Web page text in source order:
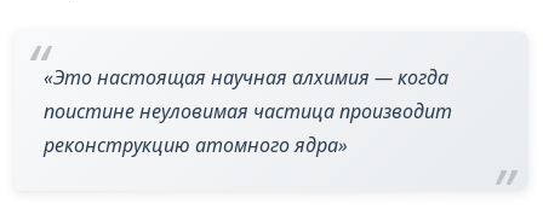
«Это настоящая научная алхимия — когда
поистине неуловимая частица производит
реконструкцию атомного ядра»